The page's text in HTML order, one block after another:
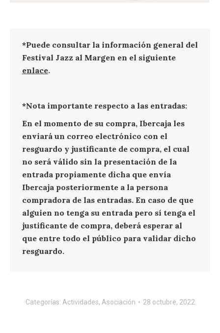
*Puede consultar la información general del
Festival Jazz al Margen en el siguiente
enlace.
*Nota importante respecto a las entradas:
En el momento de su compra, Ibercaja les
enviará un correo electrónico con el
resguardo y justificante de compra, el cual
no será válido sin la presentación de la
entrada propiamente dicha que envía
Ibercaja posteriormente a la persona
compradora de las entradas. En caso de que
alguien no tenga su entrada pero sí tenga el
justificante de compra, deberá esperar al
que entre todo el público para validar dicho
resguardo.
Categorías: Actividades, Asociación 28 octubre, 2022